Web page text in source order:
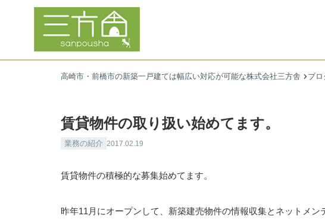
高崎市・前橋市の新築一戸建ては幅広い対応が可能な株式会社三方舎 ブロ
賃貸物件の取り扱い始めてます。
業務の紹介 2017.02.19
賃貸物件の積極的な募集始めてます。
昨年11月にオープンして、新築建売物件の情報収集とネットメ